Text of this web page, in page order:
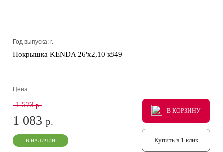
Год выпуска: г.
Покрышка KENDA 26'х2,10 к849
Цена
1 573р.
1 083 р.
В НАЛИЧИИ
В КОРЗИНУ
В КОРЗИНУ
В КОРЗИНУ
Купить в 1 клик